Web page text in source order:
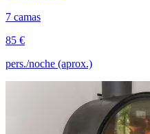
7 camas
85 €
pers./noche (aprox.)